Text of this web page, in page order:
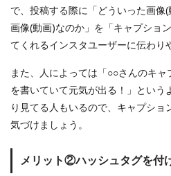
で、投稿する際に「どういった画像
画像(動画)なのか」を「キャプショ
てくれるインスタユーザーに伝わり
また、人によっては「○○さんのキ
を書いていて元気が出る！」という
り見てる人もいるので、キャプシ
気づけましょう。
メリット②ハッシュタグを付